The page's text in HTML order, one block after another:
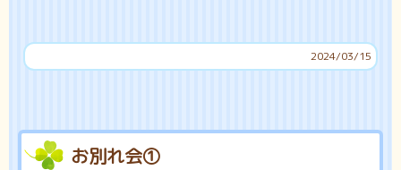
2024/03/15
お別れ会①